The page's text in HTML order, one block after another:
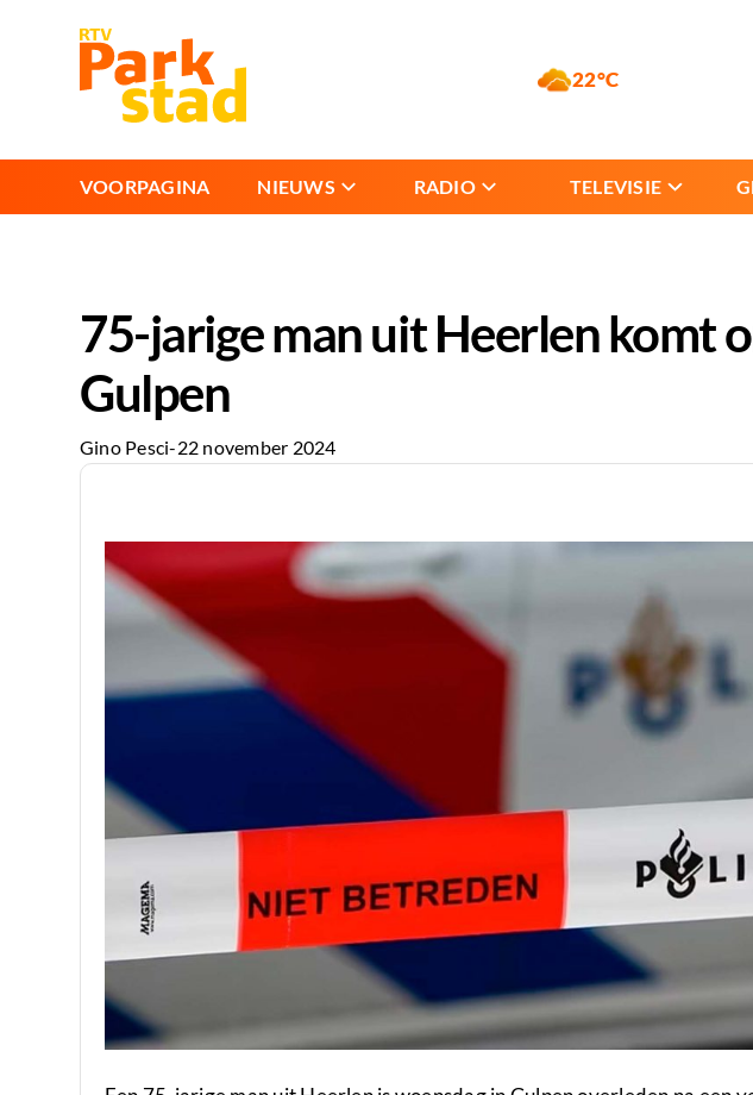
22°C
VOORPAGINA NIEUWS RADIO TELEVISIE
75-jarige man uit Heerlen komt
Gulpen
Gino Pesci-22 november 2024